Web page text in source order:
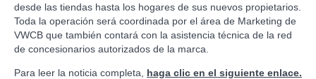
desde las tiendas hasta los hogares de sus nuevos propietarios.
Toda la operación será coordinada por el área de Marketing de
VWCB que también contará con la asistencia técnica de la red
de concesionarios autorizados de la marca.
Para leer la noticia completa, haga clic en el siguiente enlace.